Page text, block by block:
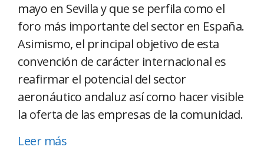
mayo en Sevilla y que se perfila como el
foro más importante del sector en España.
Asimismo, el principal objetivo de esta
convención de carácter internacional es
reafirmar el potencial del sector
aeronáutico andaluz así como hacer visible
la oferta de las empresas de la comunidad.
Leer más